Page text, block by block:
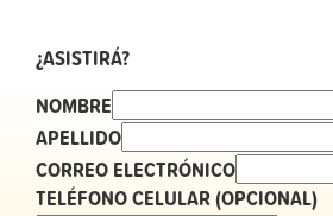
¿ASISTIRÁ?
NOMBRE
APELLIDO
CORREO ELECTRÓNICO
TELÉFONO CELULAR (OPCIONAL)